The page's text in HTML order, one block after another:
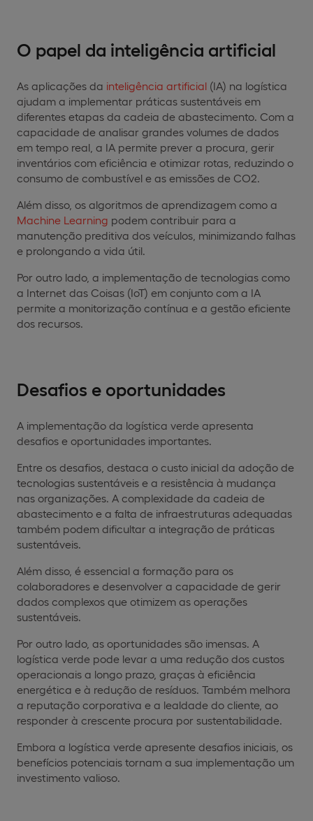
O papel da inteligência artificial
As aplicações da inteligência artificial (IA) na logística
ajudam a implementar práticas sustentáveis em
diferentes etapas da cadeia de abastecimento. Com a
capacidade de analisar grandes volumes de dados
em tempo real, a IA permite prever a procura, gerir
inventários com eficiência e otimizar rotas, reduzindo o
consumo de combustível e as emissões de CO2.
Além disso, os algoritmos de aprendizagem como a
Machine Learning podem contribuir para a
manutenção preditiva dos veículos, minimizando falhas
e prolongando a vida útil.
Por outro lado, a implementação de tecnologias como
a Internet das Coisas (IoT) em conjunto com a IA
permite a monitorização contínua e a gestão eficiente
dos recursos.
Desafios e oportunidades
A implementação da logística verde apresenta
desafios e oportunidades importantes.
Entre os desafios, destaca o custo inicial da adoção de
tecnologias sustentáveis e a resistência à mudança
nas organizações. A complexidade da cadeia de
abastecimento e a falta de infraestruturas adequadas
também podem dificultar a integração de práticas
sustentáveis.
Além disso, é essencial a formação para os
colaboradores e desenvolver a capacidade de gerir
dados complexos que otimizem as operações
sustentáveis.
Por outro lado, as oportunidades são imensas. A
logística verde pode levar a uma redução dos custos
operacionais a longo prazo, graças à eficiência
energética e à redução de resíduos. Também melhora
a reputação corporativa e a lealdade do cliente, ao
responder à crescente procura por sustentabilidade.
Embora a logística verde apresente desafios iniciais, os
benefícios potenciais tornam a sua implementação um
investimento valioso.